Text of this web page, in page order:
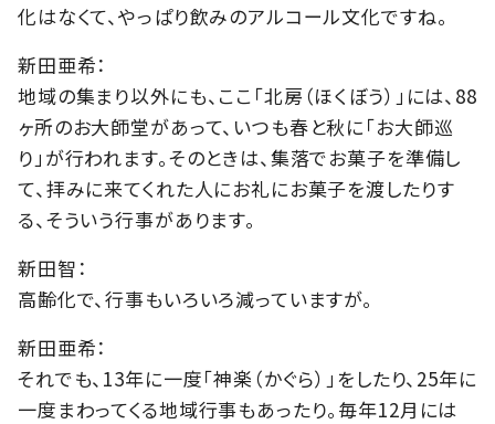
化はなくて、やっぱり飲みのアルコール文化ですね。
新田亜希：
地域の集まり以外にも、ここ「北房（ほくぼう）」には、88
ヶ所のお大師堂があって、いつも春と秋に「お大師巡
り」が行われます。そのときは、集落でお菓子を準備し
て、拝みに来てくれた人にお礼にお菓子を渡したりす
る、そういう行事があります。
新田智：
高齢化で、行事もいろいろ減っていますが。
新田亜希：
それでも、13年に一度「神楽（かぐら）」をしたり、25年に
一度まわってくる地域行事もあったり。毎年12月には